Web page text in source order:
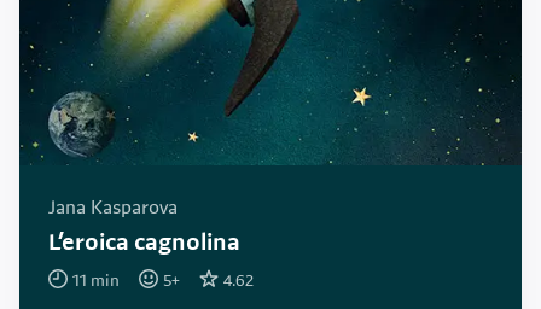
Jana Kasparova
L’eroica cagnolina
11 min 5+ 4.62